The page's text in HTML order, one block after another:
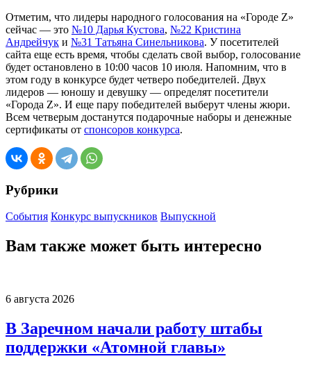
Отметим, что лидеры народного голосования на «Городе Z»
сейчас — это №10 Дарья Кустова, №22 Кристина
Андрейчук и №31 Татьяна Синельникова. У посетителей
сайта еще есть время, чтобы сделать свой выбор, голосование
будет остановлено в 10:00 часов 10 июля. Напомним, что в
этом году в конкурсе будет четверо победителей. Двух
лидеров — юношу и девушку — определят посетители
«Города Z». И еще пару победителей выберут члены жюри.
Всем четверым достанутся подарочные наборы и денежные
сертификаты от спонсоров конкурса.
Рубрики
События Конкурс выпускников Выпускной
Вам также может быть интересно
6 августа 2026
В Заречном начали работу штабы
поддержки «Атомной главы»